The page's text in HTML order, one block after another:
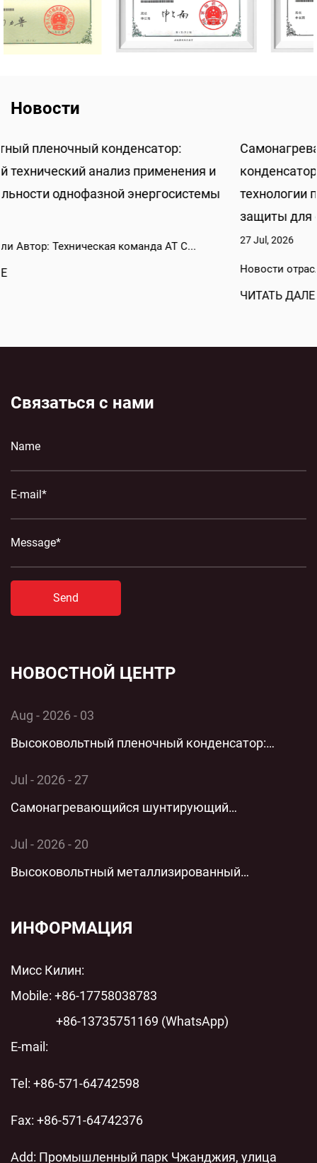
Новости
Самонагревающийся шунтирующий
конденсатор: комплексный технический анализ
технологии параллельной низковольтной
защиты для современных энергосистем
27 Jul, 2026
Новости отрасли Автор: Техническая команда AT C...
Связаться с нами
Send
НОВОСТНОЙ ЦЕНТР
Aug - 2026 - 03
Высоковольтный пленочный конденсатор:
Jul - 2026 - 27
Самонагревающийся шунтирующий
защиты для современных энергосистем
Jul - 2026 - 20
Высоковольтный металлизированный
пленочный конденсатор переменного тока с
современных энергосистем
ИНФОРМАЦИЯ
Мисс Килин:
Mobile: +86-17758038783
+86-13735751169 (WhatsApp)
E-mail:
Tel: +86-571-64742598
Fax: +86-571-64742376
Add: Промышленный парк Чжанджия, улица